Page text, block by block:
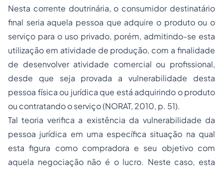
Nesta corrente doutrinária, o consumidor destinatário
final seria aquela pessoa que adquire o produto ou o
serviço para o uso privado, porém, admitindo-se esta
utilização em atividade de produção, com a finalidade
de desenvolver atividade comercial ou profissional,
desde que seja provada a vulnerabilidade desta
pessoa física ou jurídica que está adquirindo o produto
ou contratando o serviço (NORAT, 2010, p. 51).
Tal teoria verifica a existência da vulnerabilidade da
pessoa jurídica em uma específica situação na qual
esta figura como compradora e seu objetivo com
aquela negociação não é o lucro. Neste caso, esta